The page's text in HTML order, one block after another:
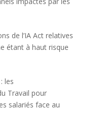
de l’IA Act relatives
étant à haut risque
les
Travail pour
salariés face au